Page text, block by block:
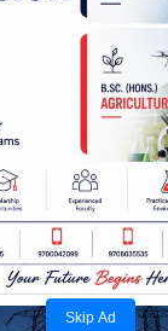
Skip Ad
सहकार्यमा
खनाल